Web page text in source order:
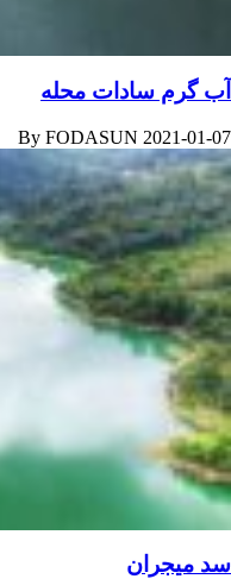
آب گرم سادات محله
By FODASUN 2021-01-07
سد میجران